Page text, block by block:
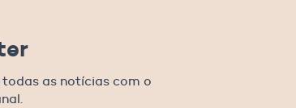
as notícias com o